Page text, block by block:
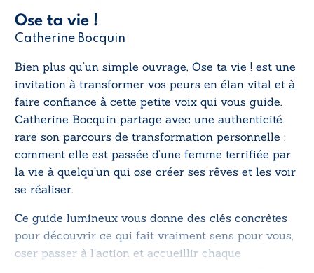
Ose ta vie !
Catherine Bocquin
Bien plus qu’un simple ouvrage, Ose ta vie ! est une
invitation à transformer vos peurs en élan vital et à
faire confiance à cette petite voix qui vous guide.
Catherine Bocquin partage avec une authenticité
rare son parcours de transformation personnelle :
comment elle est passée d’une femme terrifiée par
la vie à quelqu’un qui ose créer ses rêves et les voir
se réaliser.
Ce guide lumineux vous donne des clés concrètes
pour découvrir ce qui fait vraiment sens pour vous,
oser passer à l’action et accueillir chaque